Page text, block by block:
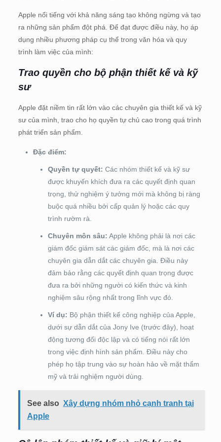
Apple nổi tiếng với khả năng sáng tạo không ngừng và tạo
ra những sản phẩm đột phá. Để đạt được điều này, họ áp
dụng nhiều phương pháp cụ thể trong văn hóa và quy
trình làm việc của mình:
Trao quyền cho bộ phận thiết kế và kỹ
sư
Apple đặt niềm tin rất lớn vào các chuyên gia thiết kế và kỹ
sư của mình, trao cho họ quyền tự chủ cao trong quá trình
phát triển sản phẩm.
Đặc điểm:
Quyền tự quyết: Các nhóm thiết kế và kỹ sư
được khuyến khích đưa ra các quyết định quan
trọng, thử nghiệm ý tưởng mới mà không bị ràng
buộc quá nhiều bởi cấp quản lý hoặc các quy
trình rườm rà.
Chuyên môn sâu: Apple không phải là nơi các
giám đốc giám sát các giám đốc, mà là nơi các
chuyên gia dẫn dắt các chuyên gia. Điều này
đảm bảo rằng các quyết định quan trọng được
đưa ra bởi những người có kiến thức và kinh
nghiệm sâu rộng nhất trong lĩnh vực đó.
Ví dụ: Bộ phận thiết kế công nghiệp của Apple,
dưới sự dẫn dắt của Jony Ive (trước đây), hoạt
động tương đối độc lập và có tiếng nói rất lớn
trong việc định hình sản phẩm. Điều này cho
phép họ tập trung vào sự hoàn hảo về mặt thẩm
mỹ và trải nghiệm người dùng.
See also Xây dựng nhóm nhỏ cạnh tranh tại
Apple